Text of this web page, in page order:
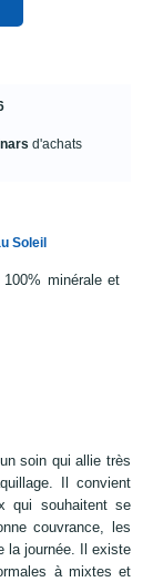
d'achats
Soleil
minérale et
soin qui allie très
Il convient
qui souhaitent se
couvrance, les
la journée. Il existe
à mixtes et